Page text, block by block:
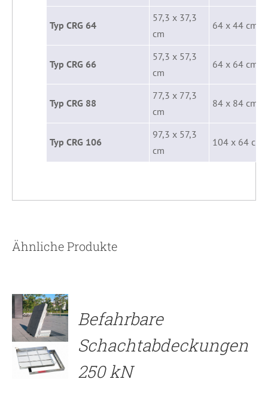
Typ CRG 64
57,3 x 37,3
cm
64 x 44 cm
Typ CRG 66
57,3 x 57,3
cm
64 x 64 cm
Typ CRG 88
77,3 x 77,3
cm
84 x 84 cm
Typ CRG 106
97,3 x 57,3
cm
104 x 64 cm
Ähnliche Produkte
DETAILS
Befahrbare
Schachtabdeckungen
250 kN